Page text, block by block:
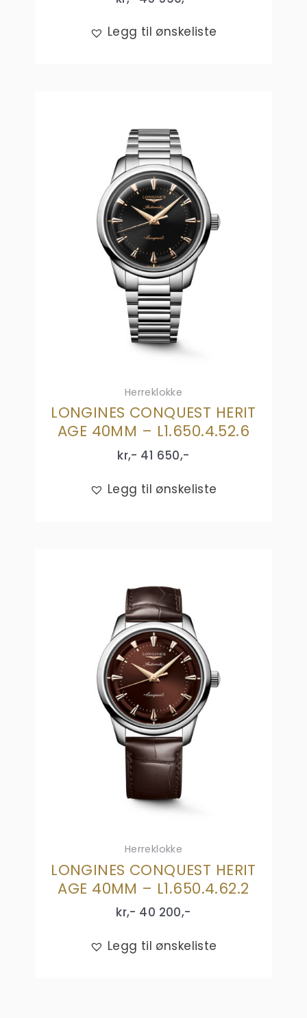
Legg til ønskeliste
Herreklokke
LONGINES CONQUEST HERIT
AGE 40MM – L1.650.4.52.6
kr,- 41 650,-
Legg til ønskeliste
Herreklokke
LONGINES CONQUEST HERIT
AGE 40MM – L1.650.4.62.2
kr,- 40 200,-
Legg til ønskeliste